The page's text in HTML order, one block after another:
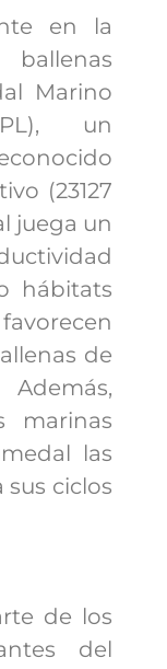
en la
Marino
un
(23127
juega un
hábitats
de
marinas
las
ciclos
de los
del